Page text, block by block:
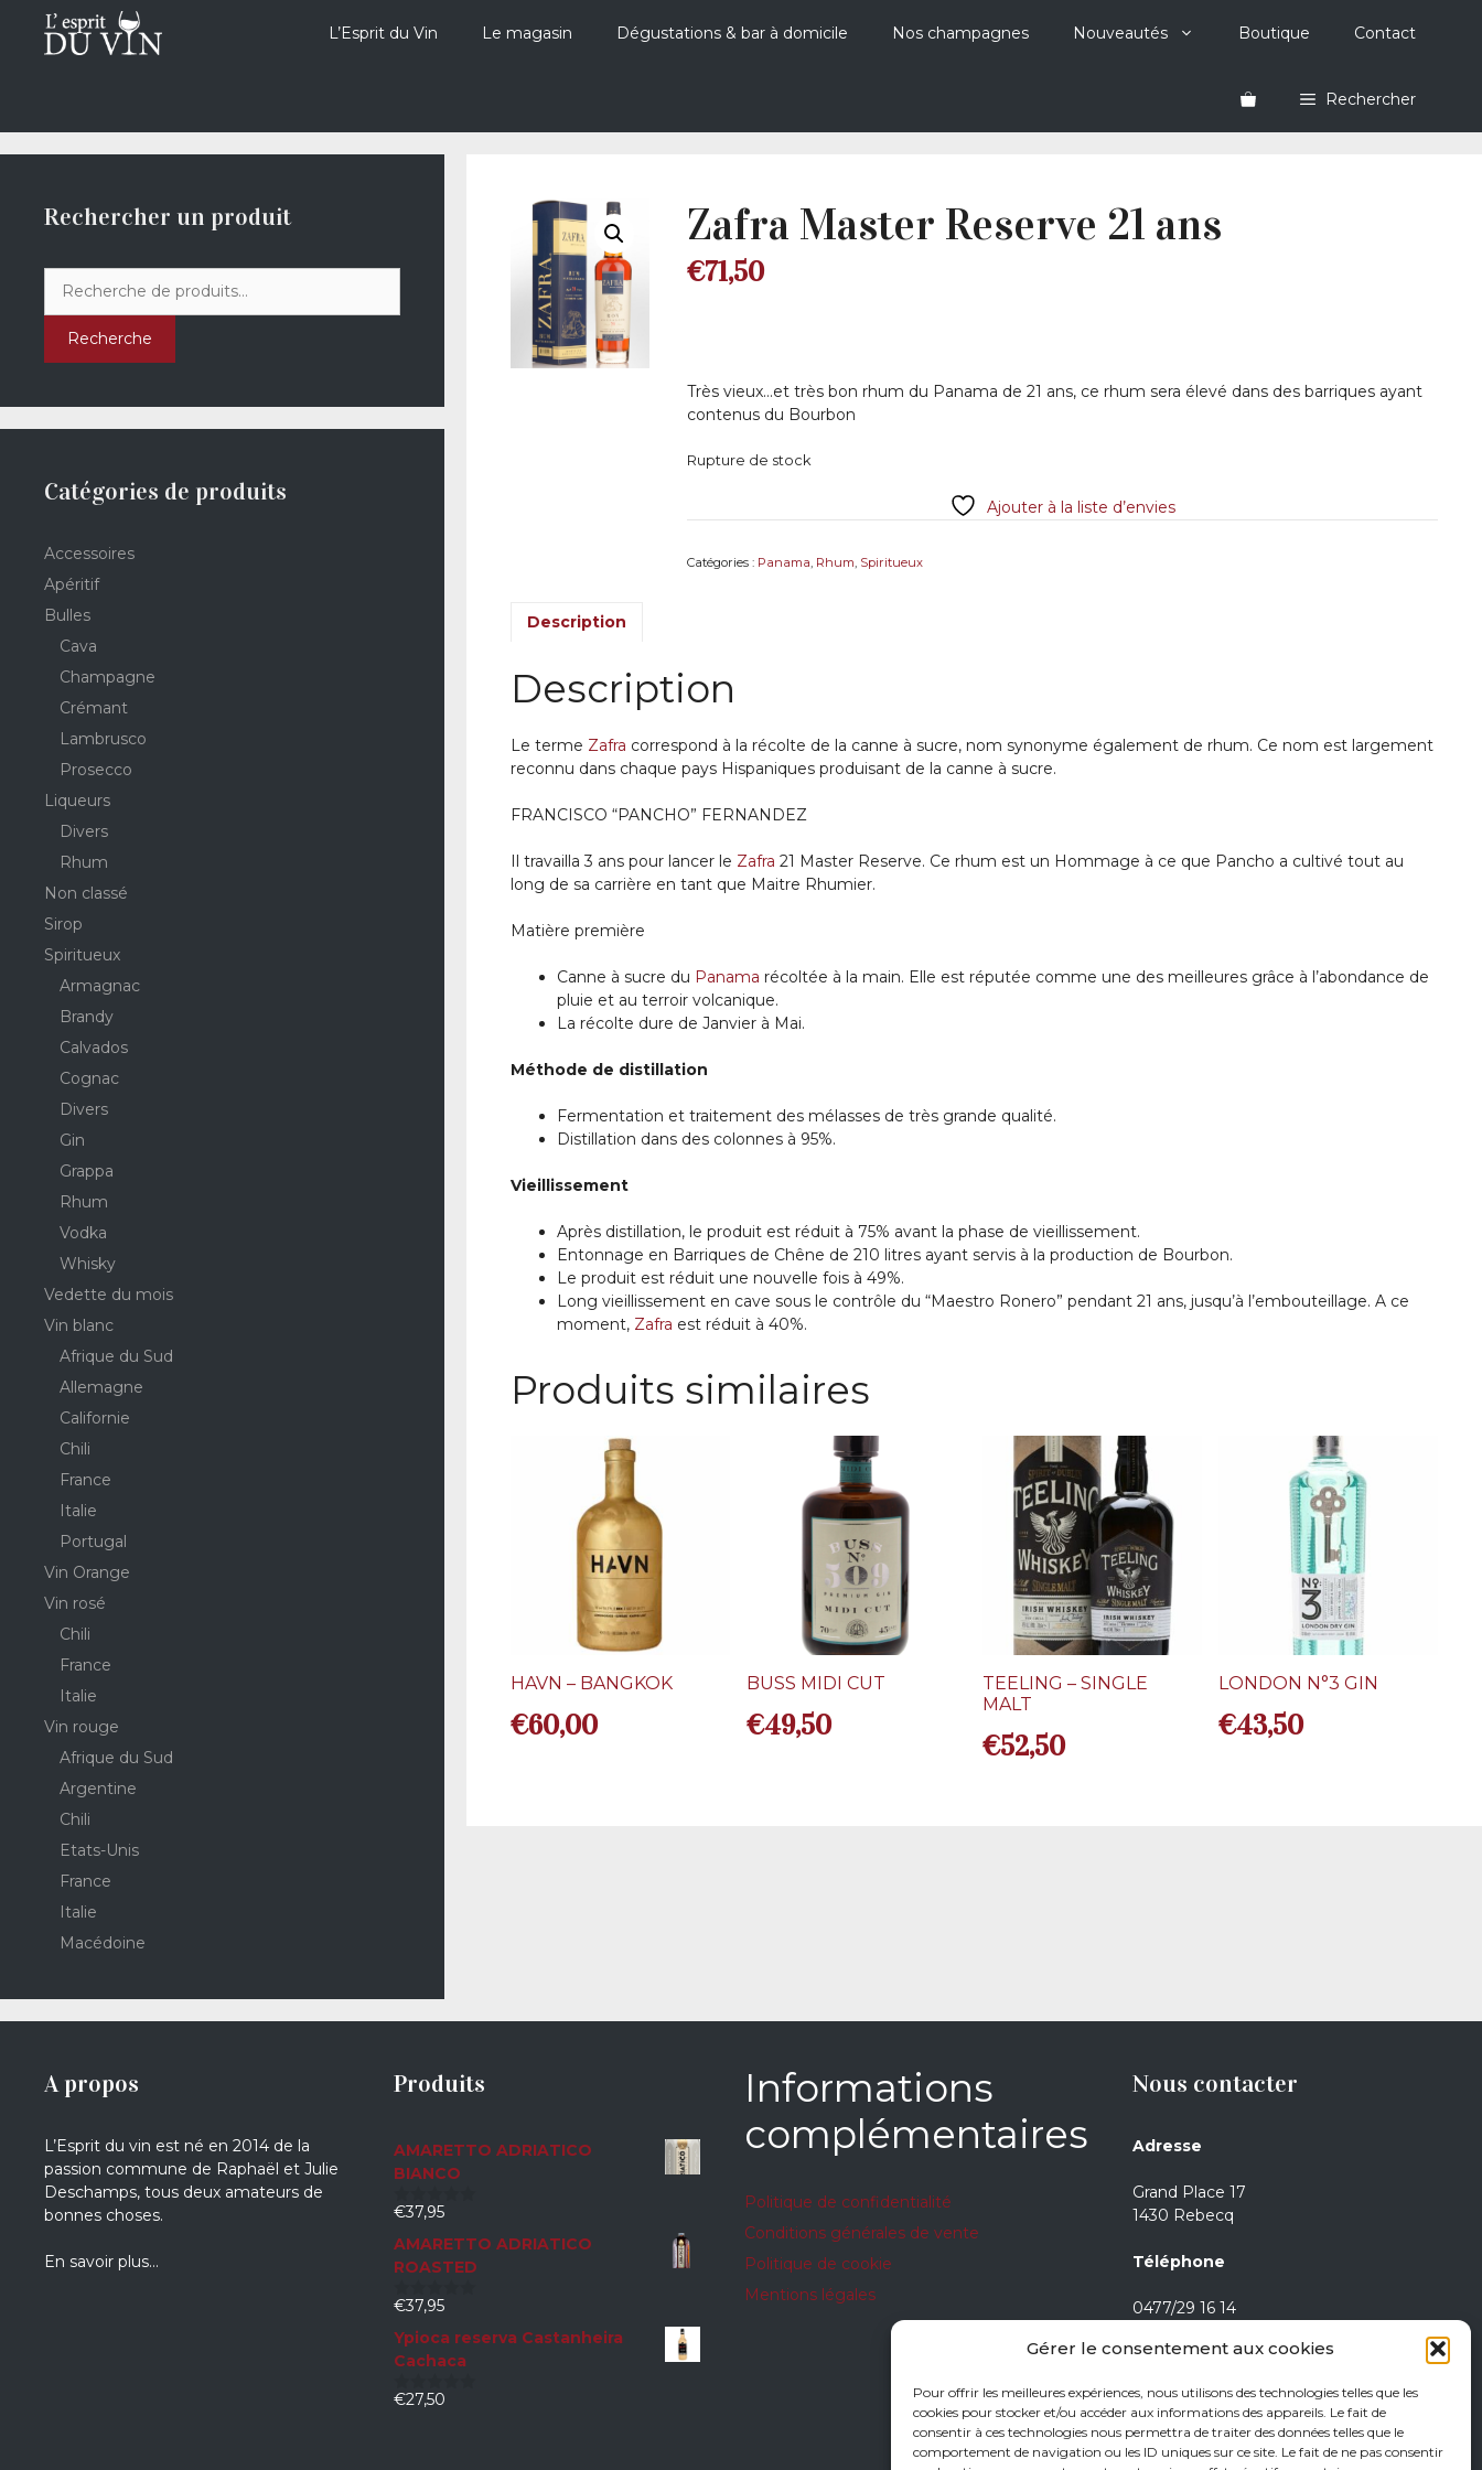
Gérer le consentement aux cookies
Pour offrir les meilleures expériences, nous utilisons des technologies telles que les
cookies pour stocker et/ou accéder aux informations des appareils. Le fait de
consentir à ces technologies nous permettra de traiter des données telles que le
comportement de navigation ou les ID uniques sur ce site. Le fait de ne pas consentir
contenu
L’Esprit du Vin Le magasin Dégustations & bar à domicile Nos champagnes Nouveautés Boutique Contact
Rechercher
Zafra Master Reserve 21 ans
€71,50
Très vieux…et très bon rhum du Panama de 21 ans, ce rhum sera élevé dans des barriques ayant
contenus du Bourbon
Rupture de stock
Ajouter à la liste d’envies
Catégories : Panama, Rhum, Spiritueux
Description
Description
Le terme Zafra correspond à la récolte de la canne à sucre, nom synonyme également de rhum. Ce nom est largement
reconnu dans chaque pays Hispaniques produisant de la canne à sucre.
FRANCISCO “PANCHO” FERNANDEZ
Il travailla 3 ans pour lancer le Zafra 21 Master Reserve. Ce rhum est un Hommage à ce que Pancho a cultivé tout au
long de sa carrière en tant que Maitre Rhumier.
Matière première
Canne à sucre du Panama récoltée à la main. Elle est réputée comme une des meilleures grâce à l’abondance de
pluie et au terroir volcanique.
La récolte dure de Janvier à Mai.
Méthode de distillation
Fermentation et traitement des mélasses de très grande qualité.
Distillation dans des colonnes à 95%.
Vieillissement
Après distillation, le produit est réduit à 75% avant la phase de vieillissement.
Entonnage en Barriques de Chêne de 210 litres ayant servis à la production de Bourbon.
Le produit est réduit une nouvelle fois à 49%.
Long vieillissement en cave sous le contrôle du “Maestro Ronero” pendant 21 ans, jusqu’à l’embouteillage. A ce
moment, Zafra est réduit à 40%.
Produits similaires
HAVN – BANGKOK
€60,00
BUSS MIDI CUT
€49,50
TEELING – SINGLE
MALT
€52,50
LONDON N°3 GIN
€43,50
Rechercher un produit
pour :
Recherche
Catégories de produits
Accessoires
Apéritif
Bulles
Cava
Champagne
Crémant
Lambrusco
Prosecco
Liqueurs
Divers
Rhum
Non classé
Sirop
Spiritueux
Armagnac
Brandy
Calvados
Cognac
Divers
Gin
Grappa
Rhum
Vodka
Whisky
Vedette du mois
Vin blanc
Afrique du Sud
Allemagne
Californie
Chili
France
Italie
Portugal
Vin Orange
Vin rosé
Chili
France
Italie
Vin rouge
Afrique du Sud
Argentine
Chili
Etats-Unis
France
Italie
Macédoine
A propos
L’Esprit du vin est né en 2014 de la
passion commune de Raphaël et Julie
Deschamps, tous deux amateurs de
bonnes choses.
En savoir plus…
Produits
AMARETTO ADRIATICO
BIANCO
0
5
€37,95
AMARETTO ADRIATICO
ROASTED
0
5
€37,95
Ypioca reserva Castanheira
Cachaca
0
€27,50
Informations
complémentaires
Politique de confidentialité
Conditions générales de vente
Politique de cookie
Mentions légales
Nous contacter
Adresse
Grand Place 17
1430 Rebecq
Téléphone
0477/29 16 14
Jeudi de 15h à 18h
Vendredi de 15h à 18h